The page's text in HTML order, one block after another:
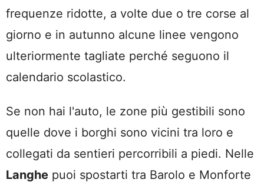
frequenze ridotte, a volte due o tre corse al
giorno e in autunno alcune linee vengono
ulteriormente tagliate perché seguono il
calendario scolastico.
Se non hai l'auto, le zone più gestibili sono
quelle dove i borghi sono vicini tra loro e
collegati da sentieri percorribili a piedi. Nelle
Langhe puoi spostarti tra Barolo e Monforte